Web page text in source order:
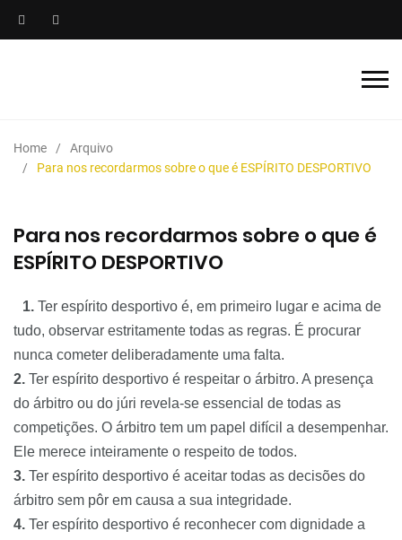
Home
Arquivo
Para nos recordarmos sobre o que é ESPÍRITO DESPORTIVO
Para nos recordarmos sobre o que é
ESPÍRITO DESPORTIVO
1. Ter espírito desportivo é, em primeiro lugar e acima de
tudo, observar estritamente todas as regras. É procurar
nunca cometer deliberadamente uma falta.
2. Ter espírito desportivo é respeitar o árbitro. A presença
do árbitro ou do júri revela-se essencial de todas as
competições. O árbitro tem um papel difícil a desempenhar.
Ele merece inteiramente o respeito de todos.
3. Ter espírito desportivo é aceitar todas as decisões do
árbitro sem pôr em causa a sua integridade.
4. Ter espírito desportivo é reconhecer com dignidade a